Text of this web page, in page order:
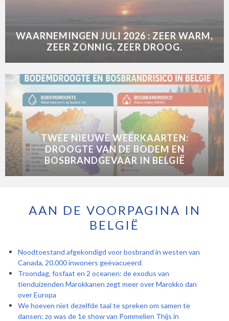
WAARNEMINGEN JULI 2026 : ZEER WARM,
ZEER ZONNIG, ZEER DROOG.
TWEE NIEUWE WEERKAARTEN:
DROOGTE VAN DE BODEM EN
BOSBRANDGEVAAR IN BELGIË
AAN DE VOORPAGINA IN
BELGIË
Noodtoestand afgekondigd voor bosbrand in westen van
Canada, 20.000 inwoners geëvacueerd
Troondag, fosfaat en 2 oceanen: de exodus van
tienduizenden Marokkanen zegt meer over Marokko dan
over Europa
We hoeven niet dezelfde taal te spreken om samen te
dansen: zo was de 1e show van Pommelien Thijs in